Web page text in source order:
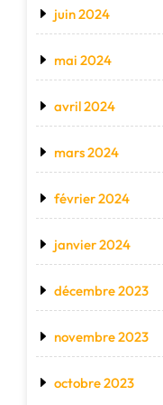
juin 2024
mai 2024
avril 2024
mars 2024
février 2024
janvier 2024
décembre 2023
novembre 2023
octobre 2023